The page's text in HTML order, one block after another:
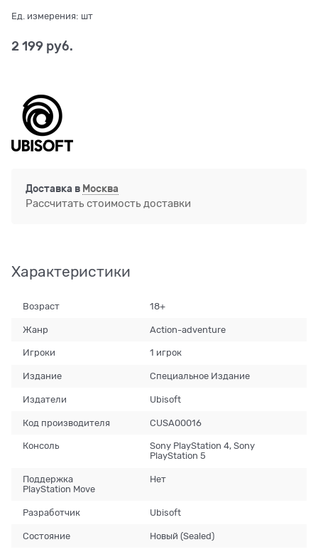
Ед. измерения: шт
2 199 руб.
Доставка в Москва
Рассчитать стоимость доставки
Характеристики
Возраст 18+
Жанр Action-adventure
Игроки 1 игрок
Издание Специальное Издание
Издатели Ubisoft
Код производителя CUSA00016
Консоль
Sony PlayStation 4, Sony
PlayStation 5
Поддержка
PlayStation Move
Нет
Разработчик Ubisoft
Состояние Новый (Sealed)